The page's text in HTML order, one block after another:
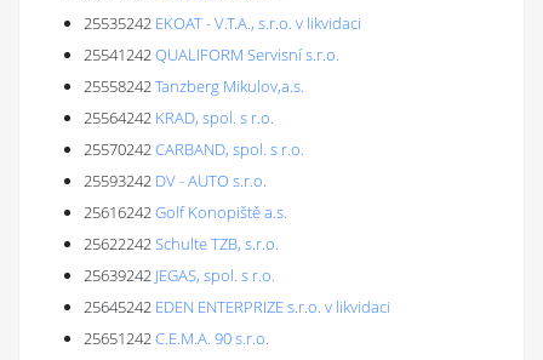
25535242 EKOAT - V.T.A., s.r.o. v likvidaci
25541242QUALIFORM Servisní s.r.o.
25558242Tanzberg Mikulov,a.s.
25564242 KRAD, spol. s r.o.
25570242CARBAND, spol. s r.o.
25593242 DV - AUTO s.r.o.
25616242Golf Konopiště a.s.
25622242Schulte TZB, s.r.o.
25639242 JEGAS, spol. s r.o.
25645242 EDEN ENTERPRIZE s.r.o. v likvidaci
25651242C.E.M.A. 90 s.r.o.